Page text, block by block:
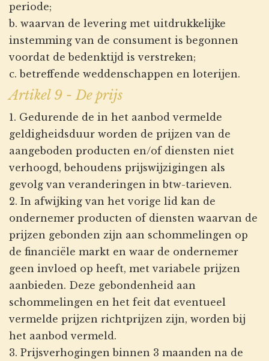
periode;
b. waarvan de levering met uitdrukkelijke
instemming van de consument is begonnen
voordat de bedenktijd is verstreken;
c. betreffende weddenschappen en loterijen.
Artikel 9 - De prijs
1. Gedurende de in het aanbod vermelde
geldigheidsduur worden de prijzen van de
aangeboden producten en/of diensten niet
verhoogd, behoudens prijswijzigingen als
gevolg van veranderingen in btw-tarieven.
2. In afwijking van het vorige lid kan de
ondernemer producten of diensten waarvan de
prijzen gebonden zijn aan schommelingen op
de financiële markt en waar de ondernemer
geen invloed op heeft, met variabele prijzen
aanbieden. Deze gebondenheid aan
schommelingen en het feit dat eventueel
vermelde prijzen richtprijzen zijn, worden bij
het aanbod vermeld.
3. Prijsverhogingen binnen 3 maanden na de